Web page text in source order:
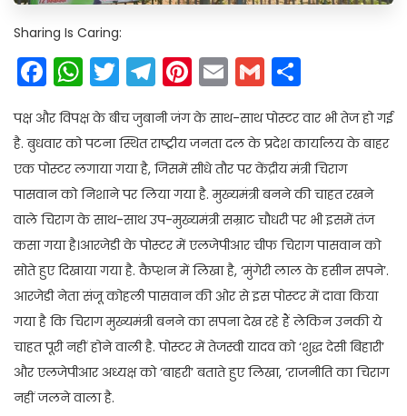
Sharing Is Caring:
Facebook
WhatsApp
Twitter
Telegram
Pinterest
EmailGmail
पक्ष और विपक्ष के बीच जुबानी जंग के साथ-साथ पोस्टर वार भी तेज हो गई
है. बुधवार को पटना स्थित राष्ट्रीय जनता दल के प्रदेश कार्यालय के बाहर
एक पोस्टर लगाया गया है, जिसमें सीधे तौर पर केंद्रीय मंत्री चिराग
पासवान को निशाने पर लिया गया है. मुख्यमंत्री बनने की चाहत रखने
वाले चिराग के साथ-साथ उप-मुख्यमंत्री सम्राट चौधरी पर भी इसमें तंज
कसा गया है।आरजेडी के पोस्टर में एलजेपीआर चीफ चिराग पासवान को
सोते हुए दिखाया गया है. कैप्शन में लिखा है, ‘मुंगेरी लाल के हसीन सपने’.
आरजेडी नेता संजू कोहली पासवान की ओर से इस पोस्टर में दावा किया
गया है कि चिराग मुख्यमंत्री बनने का सपना देख रहे हैं लेकिन उनकी ये
चाहत पूरी नहीं होने वाली है. पोस्टर में तेजस्वी यादव को ‘शुद्ध देसी बिहारी’
और एलजेपीआर अध्यक्ष को ‘बाहरी’ बताते हुए लिखा, ‘राजनीति का चिराग
नहीं जलने वाला है.